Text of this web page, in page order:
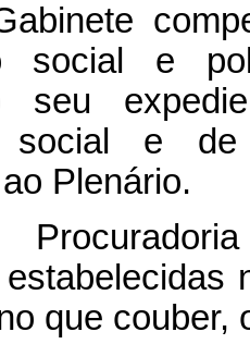
social e
seu
social e
Plenário.
estabelecidas
que couber,